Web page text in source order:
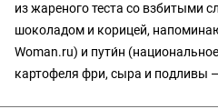
из жареного теста со взбитыми
шоколадом и корицей,
Woman.ru) и пути́н
картофеля фри, сыра и подливы